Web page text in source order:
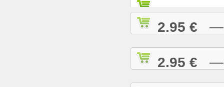
2.95 € —
2.95 € —